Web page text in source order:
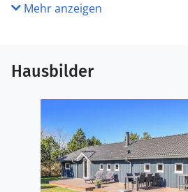
Wellness.
Mehr anzeigen
Hausbilder